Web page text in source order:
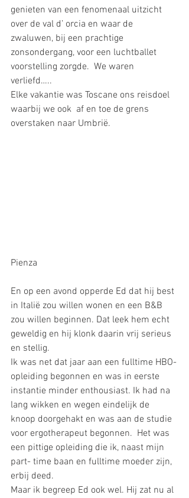
genieten van een fenomenaal uitzicht
over de val d’ orcia en waar de
zwaluwen, bij een prachtige
zonsondergang, voor een luchtballet
voorstelling zorgde.  We waren
verliefd…..
Elke vakantie was Toscane ons reisdoel
waarbij we ook  af en toe de grens
overstaken naar Umbrië.
Pienza
En op een avond opperde Ed dat hij best
in Italië zou willen wonen en een B&B
zou willen beginnen. Dat leek hem echt
geweldig en hij klonk daarin vrij serieus
en stellig.
Ik was net dat jaar aan een fulltime HBO-
opleiding begonnen en was in eerste
instantie minder enthousiast. Ik had na
lang wikken en wegen eindelijk de
knoop doorgehakt en was aan de studie
voor ergotherapeut begonnen.  Het was
een pittige opleiding die ik, naast mijn
part- time baan en fulltime moeder zijn,
erbij deed.
Maar ik begreep Ed ook wel. Hij zat nu al